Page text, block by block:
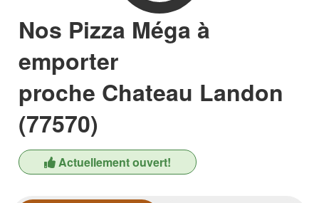
Nos Pizza Méga à
emporter
proche Chateau Landon
(77570)
Actuellement ouvert!